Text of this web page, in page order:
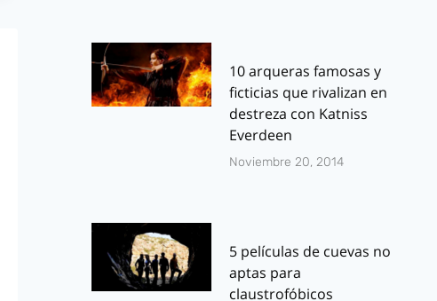
10 arqueras famosas y
ficticias que rivalizan en
destreza con Katniss
Everdeen
Noviembre 20, 2014
5 películas de cuevas no
aptas para
claustrofóbicos